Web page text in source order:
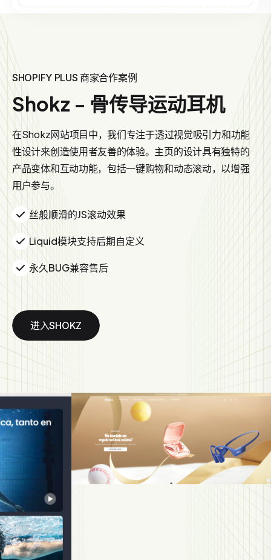
SHOPIFY PLUS 商家合作案例
Shokz - 骨传导运动耳机
在Shokz网站项目中，我们专注于透过视觉吸引力和功能
性设计来创造使用者友善的体验。主页的设计具有独特的
产品变体和互动功能，包括一键购物和动态滚动，以增强
用户参与。
丝般顺滑的JS滚动效果
Liquid模块支持后期自定义
永久BUG兼容售后
进入SHOKZ